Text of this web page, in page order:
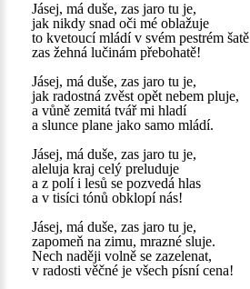
Jásej, má duše, zas jaro tu je,
jak nikdy snad oči mé oblažuje
to kvetoucí mládí v svém pestrém šatě
zas žehná lučinám přebohatě!
Jásej, má duše, zas jaro tu je,
jak radostná zvěst opět nebem pluje,
a vůně zemitá tvář mi hladí
a slunce plane jako samo mládí.
Jásej, má duše, zas jaro tu je,
aleluja kraj celý preluduje
a z polí i lesů se pozvedá hlas
a v tisíci tónů obklopí nás!
Jásej, má duše, zas jaro tu je,
zapomeň na zimu, mrazné sluje.
Nech naději volně se zazelenat,
v radosti věčné je všech písní cena!